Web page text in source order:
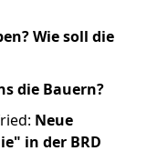
Wie soll die
die Bauern?
Neue
in der BRD